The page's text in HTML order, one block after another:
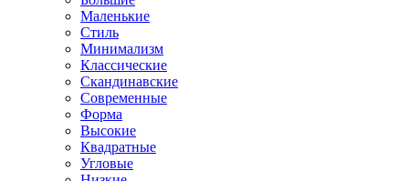
Маленькие
Стиль
Минимализм
Классические
Скандинавские
Современные
Форма
Высокие
Квадратные
Угловые